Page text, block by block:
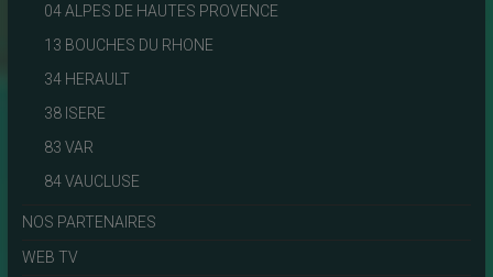
04 ALPES DE HAUTES PROVENCE
13 BOUCHES DU RHONE
34 HERAULT
38 ISERE
83 VAR
84 VAUCLUSE
NOS PARTENAIRES
WEB TV